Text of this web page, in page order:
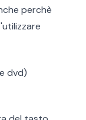
perchè
dvd)